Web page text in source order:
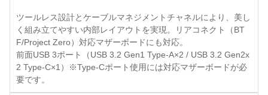
ツールレス設計とケーブルマネジメントチャネルにより、美し
く組み立てやすい内部レイアウトを実現。リアコネクト（BT
F/Project Zero）対応マザーボードにも対応。
前面USB 3ポート（USB 3.2 Gen1 Type-A×2 / USB 3.2 Gen2x
2 Type-C×1）※Type-Cポート使用には対応マザーボードが必
要です。